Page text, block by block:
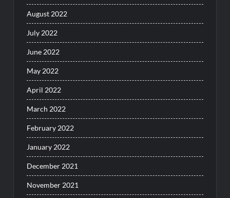
August 2022
July 2022
June 2022
May 2022
April 2022
March 2022
February 2022
January 2022
December 2021
November 2021